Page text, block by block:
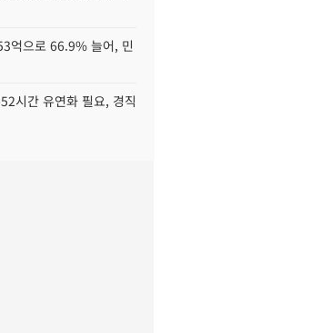
억으로 66.9% 늘어, 민
시간 유연화 필요, 경직